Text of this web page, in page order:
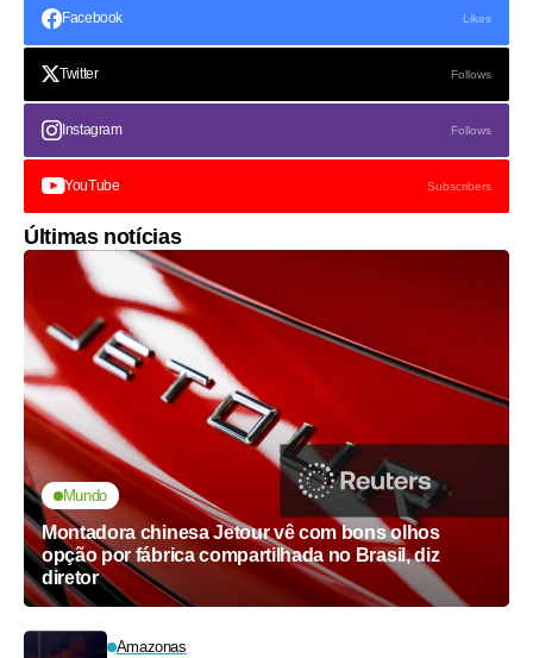
Facebook Likes
Twitter Follows
Instagram Follows
YouTube Subscribers
Últimas notícias
Mundo
Montadora chinesa Jetour vê com bons olhos
opção por fábrica compartilhada no Brasil, diz
diretor
Amazonas